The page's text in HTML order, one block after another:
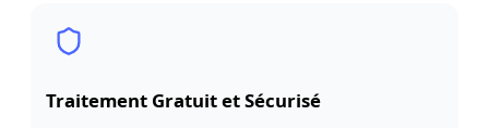
Traitement Gratuit et Sécurisé